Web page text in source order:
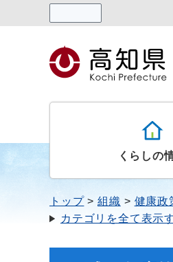
くらしの
トップ 組織 健康政
カテゴリを全て表示